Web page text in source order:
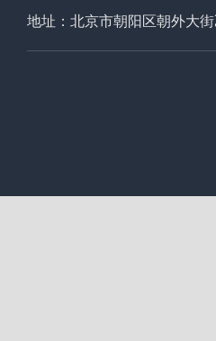
地址：北京市朝阳区朝外大